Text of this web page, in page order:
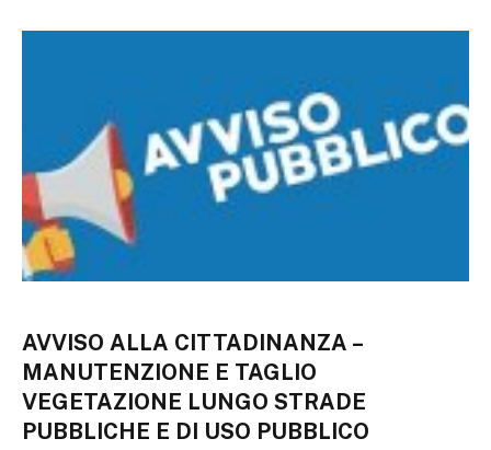
AVVISO ALLA CITTADINANZA –
MANUTENZIONE E TAGLIO
VEGETAZIONE LUNGO STRADE
PUBBLICHE E DI USO PUBBLICO